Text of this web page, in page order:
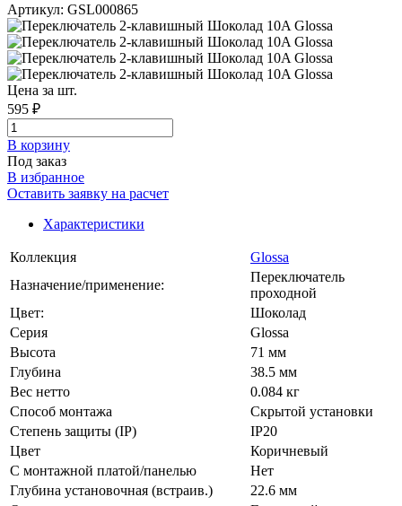
Артикул: GSL000865
Цена за шт.
595 ₽
В корзинy
Под заказ
В избранное
Оставить заявку на расчет
Характеристики
Коллекция
Glossa
Назначение/применение:
Переключатель
проходной
Цвет:
Шоколад
Серия
Glossa
Высота
71 мм
Глубина
38.5 мм
Вес нетто
0.084 кг
Способ монтажа
Скрытой установки
Степень защиты (IP)
IP20
Цвет
Коричневый
С монтажной платой/панелью
Нет
Глубина установочная (встраив.)
22.6 мм